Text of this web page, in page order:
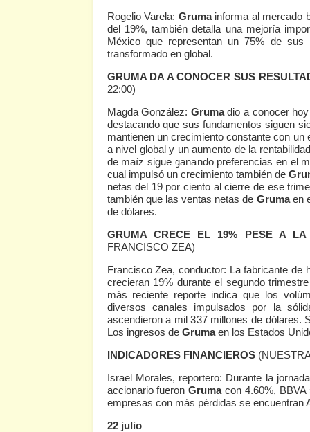
Rogelio Varela: Grumainforma al mercado
del 19%, también detalla una mejoría
México que representan un 75% de
transformado en global.
GRUMA DA A CONOCER SUS
22:00)
Magda González: Grumadio a conocer hoy
destacando que sus fundamentos siguen
mantienen un crecimiento constante con
a nivel global y un aumento de la
de maíz sigue ganando preferencias en el
cual impulsó un crecimiento también de
netas del 19 por ciento al cierre de ese
también que las ventas netas de Grumaen
de dólares.
GRUMA CRECE EL 19% PESE A LA
FRANCISCO ZEA)
Francisco Zea, conductor: La fabricante de
crecieran 19% durante el segundo
más reciente reporte indica que los
diversos canales impulsados por la
ascendieron a mil 337 millones de dólares.
Los ingresos de Grumaen los Estados
INDICADORES FINANCIEROS
Israel Morales, reportero: Durante la
accionario fueronGrumacon 4.60%, BBVA
empresas con más pérdidas se encuentran
22 julio